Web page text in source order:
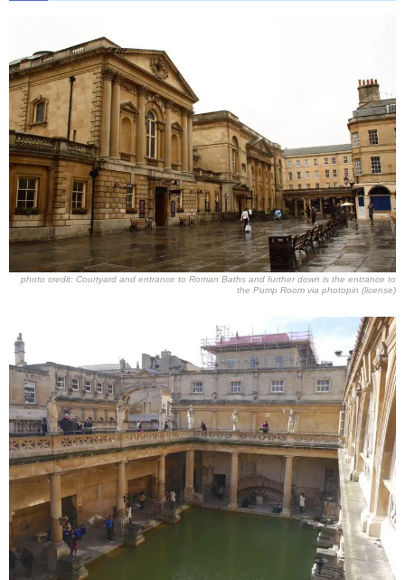
photo credit: Courtyard and entrance to Roman Baths and further down is the entrance to
the Pump Room via photopin (license)